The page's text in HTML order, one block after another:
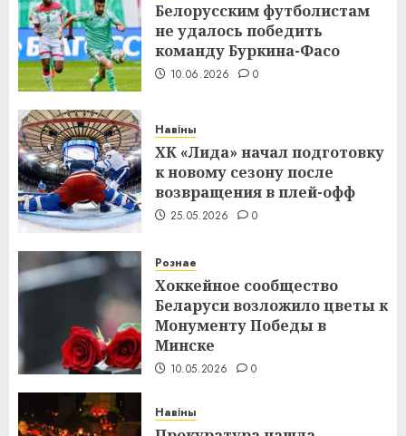
Белорусским футболистам
не удалось победить
команду Буркина-Фасо
10.06.2026 0
Навіны
ХК «Лида» начал подготовку
к новому сезону после
возвращения в плей-офф
25.05.2026 0
Рознае
Хоккейное сообщество
Беларуси возложило цветы к
Монументу Победы в
Минске
10.05.2026 0
Навіны